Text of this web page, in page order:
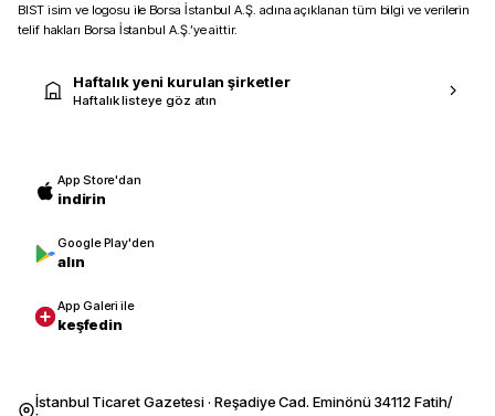
BIST isim ve logosu ile Borsa İstanbul A.Ş. adına açıklanan tüm bilgi ve verilerin
telif hakları Borsa İstanbul A.Ş.’ye aittir.
Haftalık yeni kurulan şirketler
Haftalık listeye göz atın
App Store'dan
indirin
Google Play'den
alın
App Galeri ile
keşfedin
İstanbul Ticaret Gazetesi · Reşadiye Cad. Eminönü 34112 Fatih/